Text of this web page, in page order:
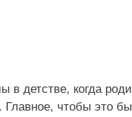
детстве, когда
чтобы это